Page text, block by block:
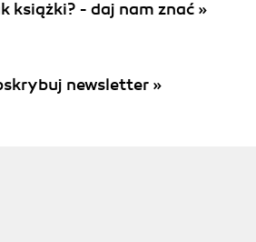
książki? - daj nam znać »
newsletter »